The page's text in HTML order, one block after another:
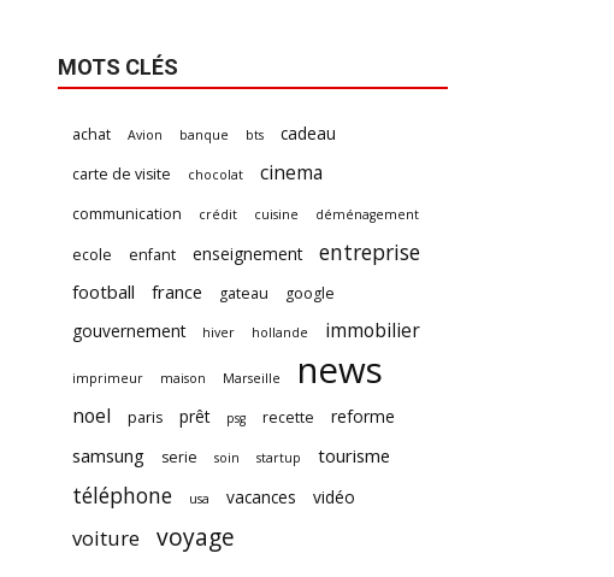
MOTS CLÉS
achat Avion banque bts cadeau
carte de visite chocolat cinema
communication crédit cuisine déménagement
ecole enfant enseignement entreprise
football france gateau google
gouvernement hiver hollande immobilier
imprimeur maison Marseille news
noel paris prêt psg recette reforme
samsung serie soin startup tourisme
téléphone usa vacances vidéo
voiture voyage